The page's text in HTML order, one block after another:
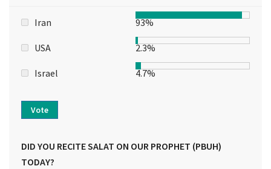
Iran 93%
USA 2.3%
Israel 4.7%
Vote
DID YOU RECITE SALAT ON OUR PROPHET (PBUH)
TODAY?